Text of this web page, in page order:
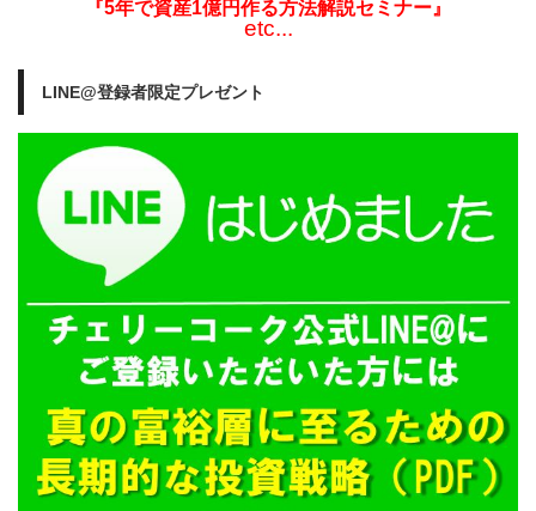
『5年で資産1億円作る方法解説セミナー』
etc...
LINE@登録者限定プレゼント